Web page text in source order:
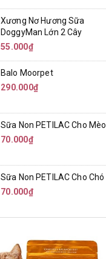
Xương Nơ Hương Sữa
DoggyMan Lớn 2 Cây
55.000₫
Balo Moorpet
290.000₫
Sữa Non PETILAC Cho Mèo
70.000₫
Sữa Non PETILAC Cho Chó
70.000₫